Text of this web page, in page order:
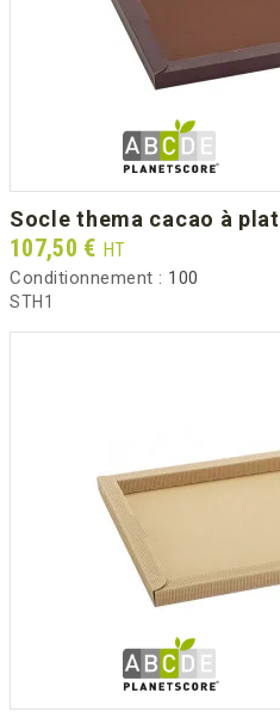
socle thema cacao à plat
Prix
107,50 € HT
Conditionnement : 100
STH1